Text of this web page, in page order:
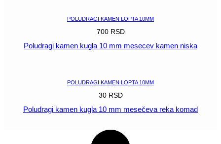
POLUDRAGI KAMEN LOPTA 10MM
700 RSD
Poludragi kamen kugla 10 mm mesecev kamen niska
POLUDRAGI KAMEN LOPTA 10MM
30 RSD
Poludragi kamen kugla 10 mm mesečeva reka komad